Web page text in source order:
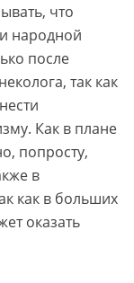
что
народной
после
так как
Как в плане
попросту,
в
как в больших
оказать